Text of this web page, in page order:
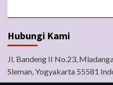
Hubungi Kami
Jl. Bandeng II No.23,
Sleman, Yogyakarta 55581